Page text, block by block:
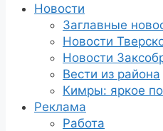
Новости
Заглавные
Новости
Новости
Вести из района
Кимры: яркое
Реклама
Работа